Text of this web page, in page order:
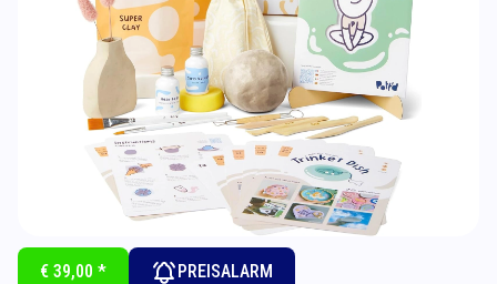
€ 39,00 * PREISALARM